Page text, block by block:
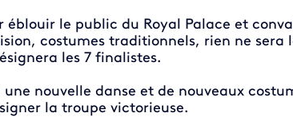
le public du Royal Palace et
costumes traditionnels, rien ne sera
les 7 finalistes.
une nouvelle danse et de nouveaux
la troupe victorieuse.